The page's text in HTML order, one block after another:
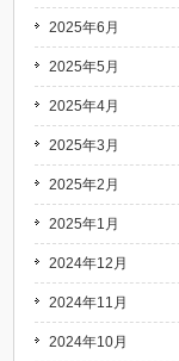
2025年6月
2025年5月
2025年4月
2025年3月
2025年2月
2025年1月
2024年12月
2024年11月
2024年10月